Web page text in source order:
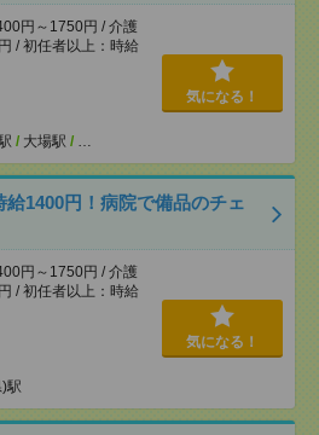
円～1750円 / 介護
/ 初任者以上：時給
/ 大場駅 / …
気になる！
給1400円！病院で備品のチェ
円～1750円 / 介護
/ 初任者以上：時給
駅
気になる！